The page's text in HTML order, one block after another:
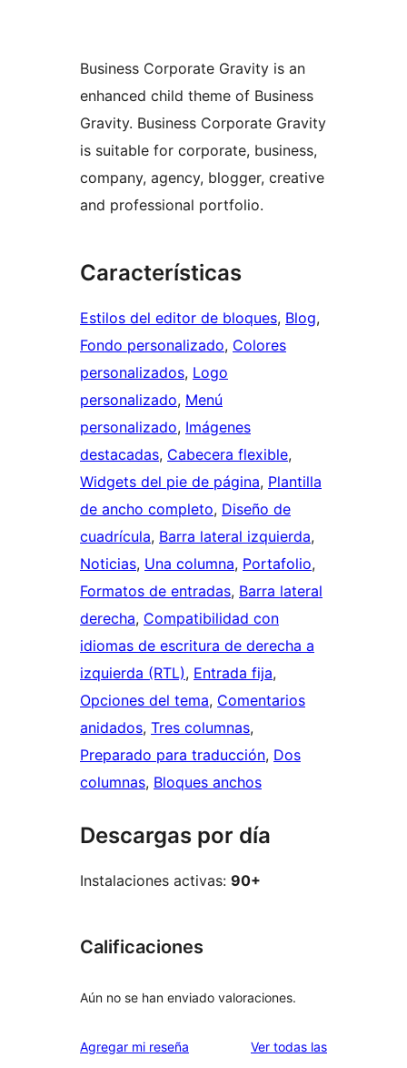
Business Corporate Gravity is an
enhanced child theme of Business
Gravity. Business Corporate Gravity
is suitable for corporate, business,
company, agency, blogger, creative
and professional portfolio.
Características
Estilos del editor de bloques, Blog
Fondo personalizado, Colores
personalizados, Logo
personalizado, Menú
personalizado, Imágenes
destacadas, Cabecera flexible
Widgets del pie de página, Plantilla
de ancho completo, Diseño de
cuadrícula, Barra lateral izquierda
Noticias, Una columna, Portafolio
Formatos de entradas, Barra lateral
derecha, Compatibilidad con
idiomas de escritura de derecha a
izquierda (RTL), Entrada fija
Opciones del tema, Comentarios
anidados, Tres columnas
Preparado para traducción, Dos
columnas, Bloques anchos
Descargas por día
Instalaciones activas: 90+
Calificaciones
Aún no se han enviado valoraciones.
Agregar mi reseña Ver todas lasreseñas